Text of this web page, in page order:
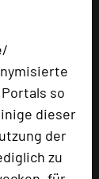
so
dieser
der
zu